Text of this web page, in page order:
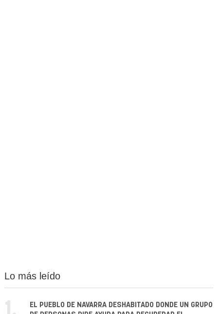
Lo más leído
EL PUEBLO DE NAVARRA DESHABITADO DONDE UN GRUPO